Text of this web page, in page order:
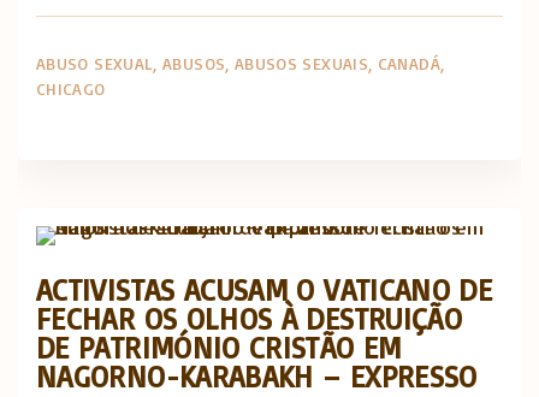
ABUSO SEXUAL ABUSOS ABUSOS SEXUAIS CANADÁ
CHICAGO
ACTIVISTAS ACUSAM O VATICANO DE
FECHAR OS OLHOS À DESTRUIÇÃO
DE PATRIMÓNIO CRISTÃO EM
NAGORNO-KARABAKH – EXPRESSO